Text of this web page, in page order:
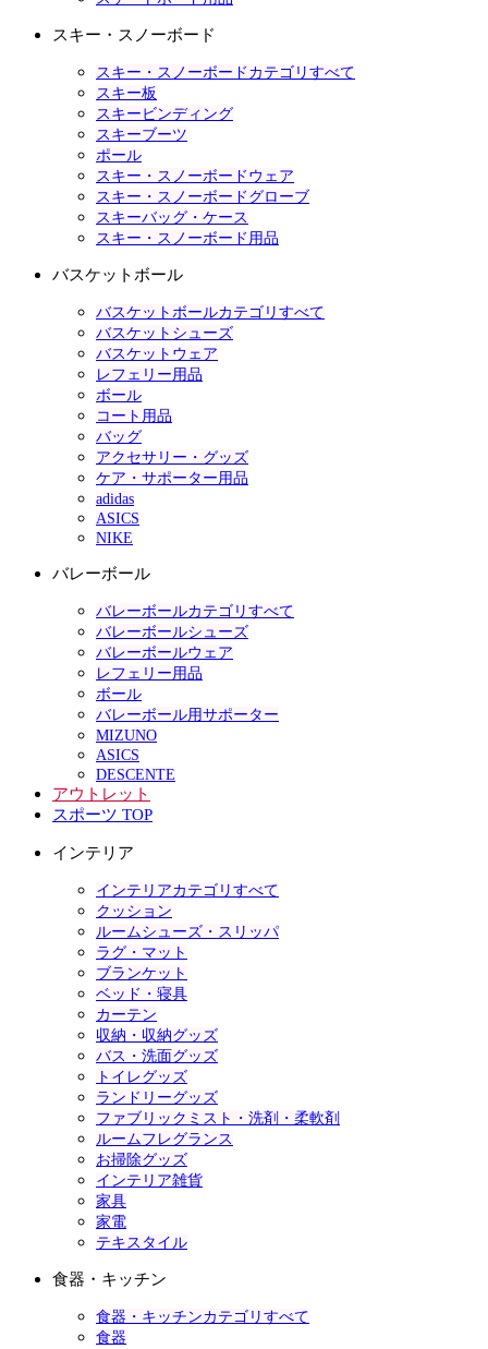
スキー・スノーボード
スキー・スノーボードカテゴリすべて
スキー板
スキービンディング
スキーブーツ
ポール
スキー・スノーボードウェア
スキー・スノーボードグローブ
スキーバッグ・ケース
スキー・スノーボード用品
バスケットボール
バスケットボールカテゴリすべて
バスケットシューズ
バスケットウェア
レフェリー用品
ボール
コート用品
バッグ
アクセサリー・グッズ
ケア・サポーター用品
adidas
ASICS
NIKE
バレーボール
バレーボールカテゴリすべて
バレーボールシューズ
バレーボールウェア
レフェリー用品
ボール
バレーボール用サポーター
MIZUNO
ASICS
DESCENTE
アウトレット
スポーツ TOP
インテリア
インテリアカテゴリすべて
クッション
ルームシューズ・スリッパ
ラグ・マット
ブランケット
ベッド・寝具
カーテン
収納・収納グッズ
バス・洗面グッズ
トイレグッズ
ランドリーグッズ
ファブリックミスト・洗剤・柔軟剤
ルームフレグランス
お掃除グッズ
インテリア雑貨
家具
家電
テキスタイル
食器・キッチン
食器・キッチンカテゴリすべて
食器